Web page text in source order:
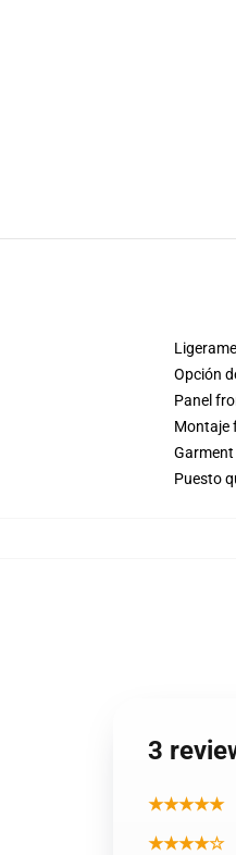
Opción
Panel
Montaje
Garment
Puesto
3
★★★★★
★★★★☆